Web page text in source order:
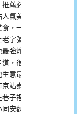
薦必點塔香辣肉醬皮
氣美食，百元熱炒根
，一開店就客滿的人
字號，在地人都是好
強炸排骨，搬家到寶
，很夯的ig打卡熱點
意最好的茶餐廳！
站泰式料理，以前的
子裡的美味海鮮！
安麵食館 ，推薦必吃